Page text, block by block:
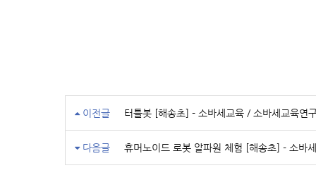
이전글 터틀봇 [해송초] - 소바세교육 / 소바세교육연
다음글 휴머노이드 로봇 알파원 체험 [해송초] - 소바